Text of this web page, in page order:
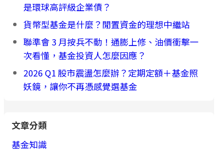
是環球高評級企業債？
貨幣型基金是什麼？閒置資金的理想中繼站
聯準會 3 月按兵不動！通膨上修、油價衝擊一
次看懂，基金投資人怎麼因應？
2026 Q1 股市震盪怎麼辦？定期定額＋基金照
妖鏡，讓你不再憑感覺選基金
文章分類
基金知識